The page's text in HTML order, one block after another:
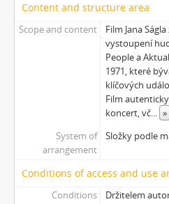
[Subseries] Interno
[Subseries] Le Cuoche
[Subseries] Hlavolam
[Subseries] Kytka
[Subseries] Erosynta I
[Subseries] Monoskop
[Subseries] Pohádka
[Subseries] Chewing Gum
[Subseries] Tihle –
[Subseries] Viděno
Content and structure area
Scope and content
Film Jana
vystoupení
People a
1971, které
klíčových
Film
koncert, vč... »
System of
arrangement
Složky podle
Conditions of access and use
Conditions
Držitelem